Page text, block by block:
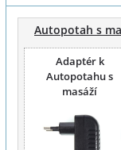
Autopotah s
Adaptér k
Autopotahu s
masáží
230 V